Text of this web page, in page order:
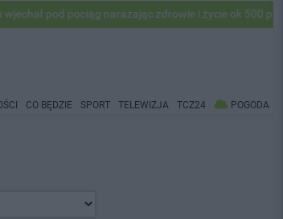
pod pociąg narażając zdrowie i życie ok 500
CO BĘDZIE SPORT TELEWIZJA TCZ24 POGODA